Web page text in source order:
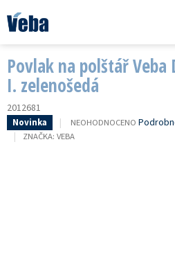
na
obsah
Povlak na polštář Veba
I. zelenošedá
2012681
Novinka
PRŮMĚRNÉ
HODNOCENÍ
NEOHODNOCENO
ZNAČKA: VEBA